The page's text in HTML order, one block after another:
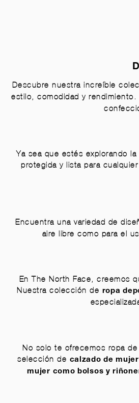
Descubre nuestra increíble
estilo, comodidad y rendimiento.
Ya sea que estés explorando
protegida y lista para
Encuentra una variedad de
aire libre como para el
En The North Face, creemos
Nuestra colección de ropa
No solo te ofrecemos ropa
selección de calzado de mujer
mujer como bolsos y